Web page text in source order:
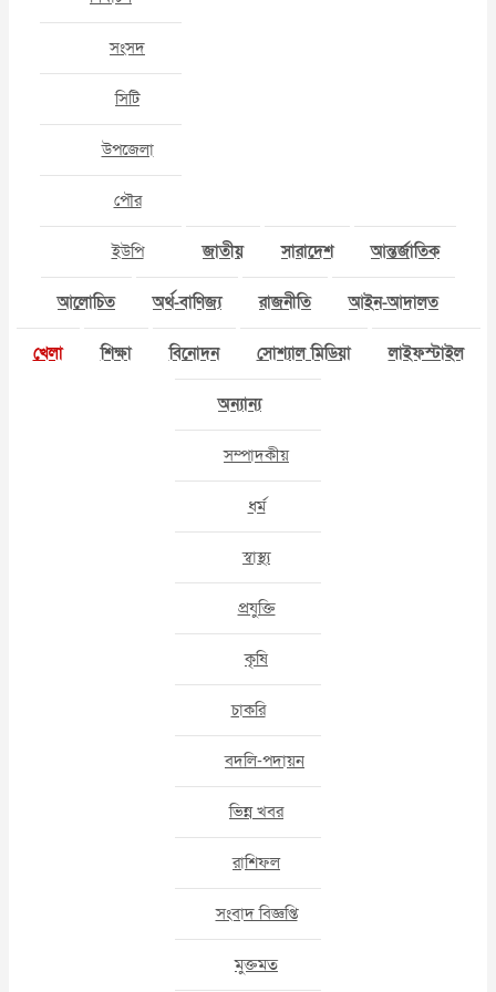
সংসদ
সিটি
উপজেলা
পৌর
ইউপি জাতীয় সারাদেশ আন্তর্জাতিক
আলোচিত অর্থ-বাণিজ্য রাজনীতি আইন-আদালত
খেলা শিক্ষা বিনোদন সোশ্যাল মিডিয়া লাইফস্টাইল
অন্যান্য
সম্পাদকীয়
ধর্ম
স্বাস্থ্য
প্রযুক্তি
কৃষি
চাকরি
বদলি-পদায়ন
ভিন্ন খবর
রাশিফল
সংবাদ বিজ্ঞপ্তি
মুক্তমত